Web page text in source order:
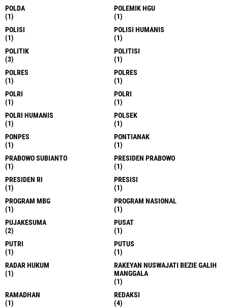
POLDA
(1)
POLEMIK HGU
(1)
POLISI
(1)
POLISI HUMANIS
(1)
POLITIK
(3)
POLITISI
(1)
POLRES
(1)
POLRES
(1)
POLRI
(1)
POLRI
(1)
POLRI HUMANIS
(1)
POLSEK
(1)
PONPES
(1)
PONTIANAK
(1)
PRABOWO SUBIANTO
(1)
PRESIDEN PRABOWO
(1)
PRESIDEN RI
(1)
PRESISI
(1)
PROGRAM MBG
(1)
PROGRAM NASIONAL
(1)
PUJAKESUMA
(2)
PUSAT
(1)
PUTRI
(1)
PUTUS
(1)
RADAR HUKUM
(1)
RAKEYAN NUSWAJATI BEZIE GALIH
MANGGALA
(1)
RAMADHAN
(1)
REDAKSI
(4)